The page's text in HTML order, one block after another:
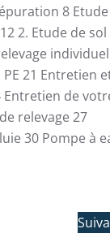
8 Etude
122. Etude de sol
21 Entretien
Entretien de
relevage 27
30 Pompe à